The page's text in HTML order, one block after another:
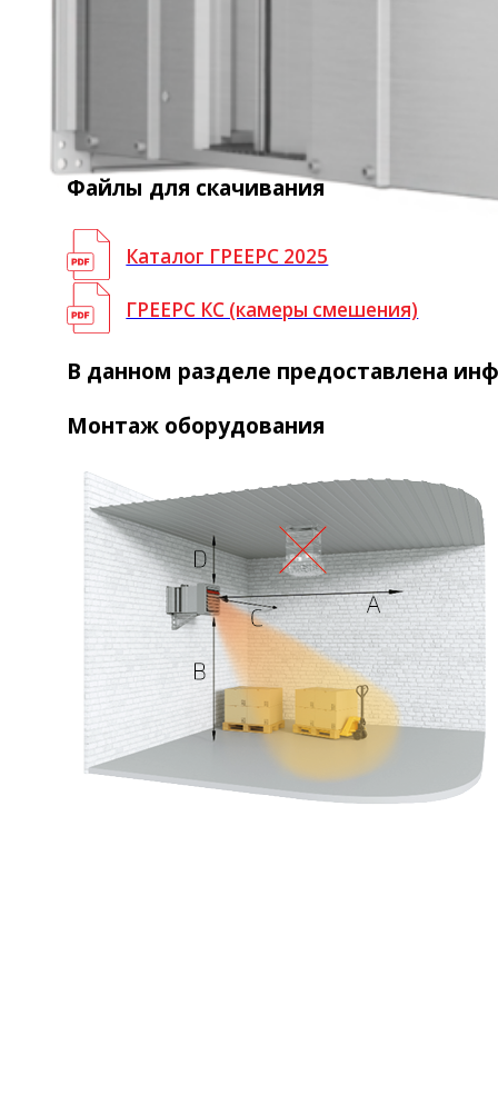
Файлы для скачивания
Каталог ГРЕЕРС 2025
ГРЕЕРС КС (камеры смешения)
В данном разделе предоставлена
Монтаж оборудования